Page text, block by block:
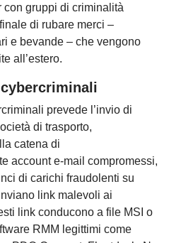
gruppi di criminalità
di rubare merci –
e bevande – che vengono
all’estero.
prevede l’invio di
di trasporto,
catena di
account e-mail compromessi,
di carichi fraudolenti su
link malevoli ai
link conducono a file MSI o
RMM legittimi come